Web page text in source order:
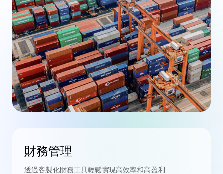
財務管理
透過客製化財務工具輕鬆實現高效率和高盈利